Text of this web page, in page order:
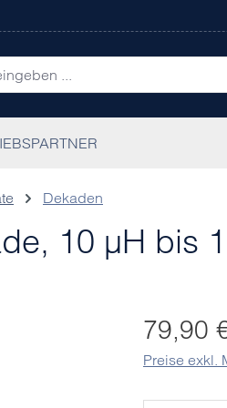
Dekaden
10 µH bis
Regulärer
79,90
Preise exkl.